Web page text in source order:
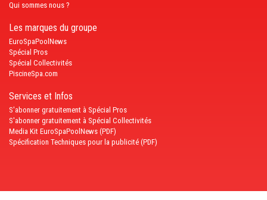
Qui sommes nous ?
Les marques du groupe
EuroSpaPoolNews
Spécial Pros
Spécial Collectivités
PiscineSpa.com
Services et Infos
S'abonner gratuitement à Spécial Pros
S'abonner gratuitement à Spécial Collectivités
Media Kit EuroSpaPoolNews (PDF)
Spécification Techniques pour la publicité (PDF)